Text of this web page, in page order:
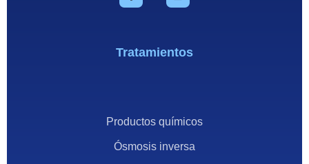
Tratamientos
Productos químicos
Ósmosis inversa